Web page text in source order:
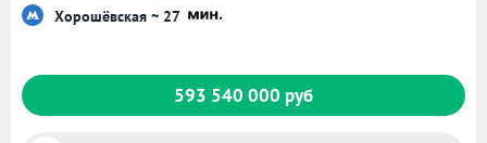
Хорошёвская ~ 27
593 540 000 руб